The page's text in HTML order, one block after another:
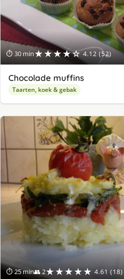
⏱ 30 min★★★★☆ 4.12 (52)
Chocolade muffins
Taarten, koek & gebak
⏱ 25 min👥 2★★★★★ 4.61 (18)